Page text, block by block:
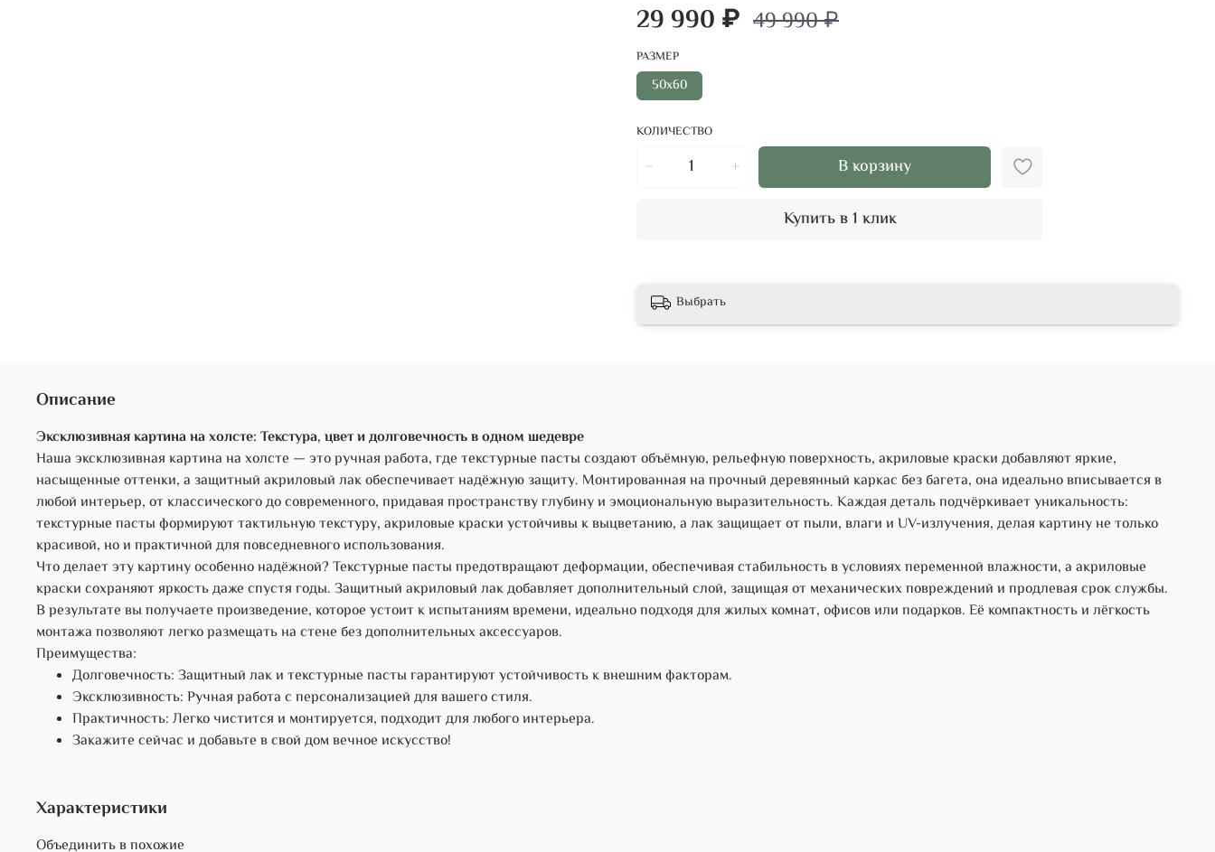
29 990 ₽ 49 990 ₽
КОЛИЧЕСТВО
В корзину
Купить в 1 клик
РАЗМЕР
50х60
Выбрать
Описание
Эксклюзивная картина на холсте: Текстура, цвет и долговечность в одном шедевре
Наша эксклюзивная картина на холсте — это ручная работа, где текстурные пасты создают объёмную, рельефную поверхность, акриловые краски добавляют яркие,
насыщенные оттенки, а защитный акриловый лак обеспечивает надёжную защиту. Монтированная на прочный деревянный каркас без багета, она идеально вписывается в
любой интерьер, от классического до современного, придавая пространству глубину и эмоциональную выразительность. Каждая деталь подчёркивает уникальность:
текстурные пасты формируют тактильную текстуру, акриловые краски устойчивы к выцветанию, а лак защищает от пыли, влаги и UV-излучения, делая картину не только
красивой, но и практичной для повседневного использования.
Что делает эту картину особенно надёжной? Текстурные пасты предотвращают деформации, обеспечивая стабильность в условиях переменной влажности, а акриловые
краски сохраняют яркость даже спустя годы. Защитный акриловый лак добавляет дополнительный слой, защищая от механических повреждений и продлевая срок службы.
В результате вы получаете произведение, которое устоит к испытаниям времени, идеально подходя для жилых комнат, офисов или подарков. Её компактность и лёгкость
монтажа позволяют легко размещать на стене без дополнительных аксессуаров.
Преимущества:
Долговечность: Защитный лак и текстурные пасты гарантируют устойчивость к внешним факторам.
Эксклюзивность: Ручная работа с персонализацией для вашего стиля.
Практичность: Легко чистится и монтируется, подходит для любого интерьера.
Закажите сейчас и добавьте в свой дом вечное искусство!
Характеристики
Объединить в похожие